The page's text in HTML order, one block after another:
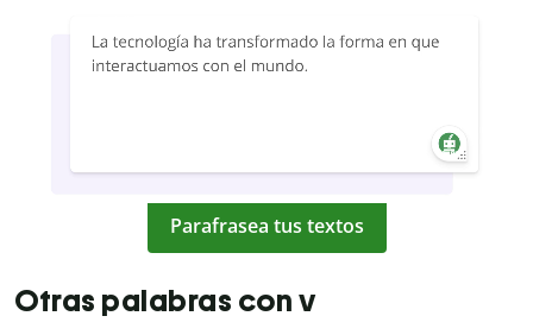
Parafrasea tus textos
Otras palabras con v